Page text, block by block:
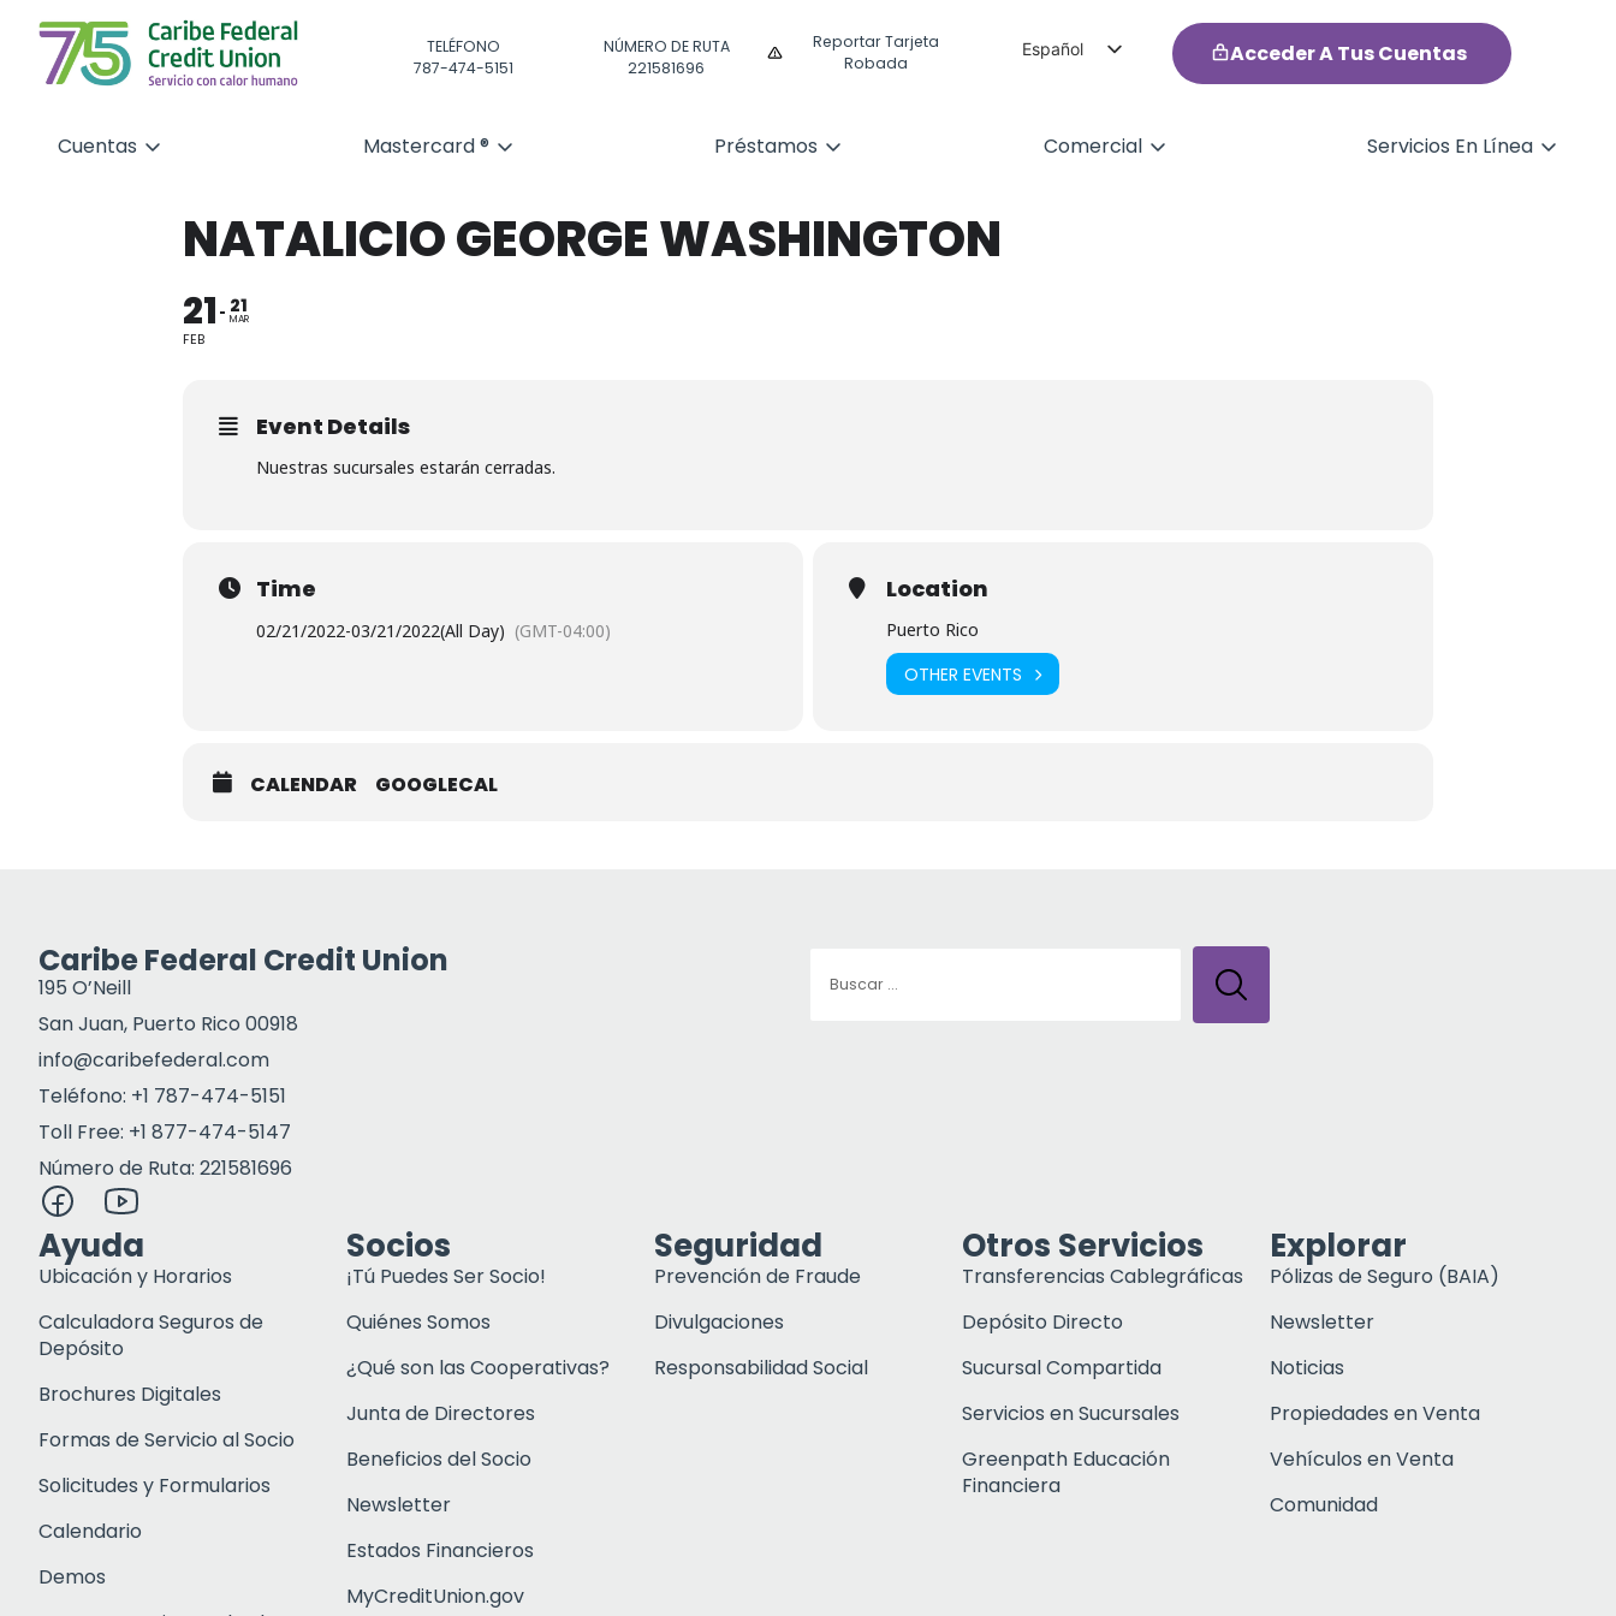
TELÉFONO
787-474-5151
NÚMERO DE RUTA
221581696
Reportar Tarjeta
Robada
Español
Acceder A Tus Cuentas
Cuentas Mastercard ® Préstamos Comercial Servicios En Línea
NATALICIO GEORGE WASHINGTON
21
FEB
21
MAR
Event Details
Nuestras sucursales estarán cerradas.
Time
02/21/2022-03/21/2022(All Day) (GMT-04:00)
Location
Puerto Rico
OTHER EVENTS
CALENDAR GOOGLECAL
Caribe Federal Credit Union
195 O’Neill
San Juan, Puerto Rico 00918
info@caribefederal.com
Teléfono: +1 787-474-5151
Toll Free: +1 877-474-5147
Número de Ruta: 221581696
Ayuda
Ubicación y Horarios
Calculadora Seguros de
Depósito
Brochures Digitales
Formas de Servicio al Socio
Solicitudes y Formularios
Calendario
Demos
Socios
¡Tú Puedes Ser Socio!
Quiénes Somos
¿Qué son las Cooperativas?
Junta de Directores
Beneficios del Socio
Newsletter
Estados Financieros
MyCreditUnion.gov
Seguridad
Prevención de Fraude
Divulgaciones
Responsabilidad Social
Otros Servicios
Transferencias Cablegráficas
Depósito Directo
Sucursal Compartida
Servicios en Sucursales
Greenpath Educación
Financiera
Explorar
Pólizas de Seguro (BAIA)
Newsletter
Noticias
Propiedades en Venta
Vehículos en Venta
Comunidad